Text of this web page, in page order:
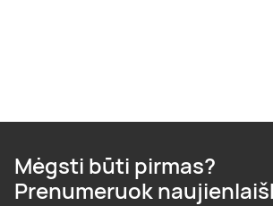
Mėgsti būti pirmas?
Prenumeruok